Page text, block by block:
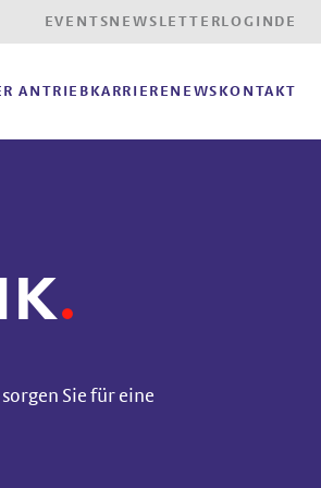
EVENTS NEWSLETTER LOGIN DE
ANTRIEB KARRIERE NEWS KONTAKT
Sie für eine